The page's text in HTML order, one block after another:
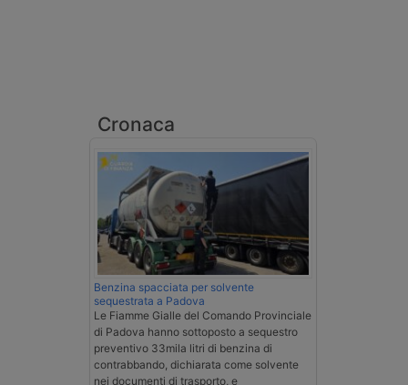
Cronaca
Benzina spacciata per solvente
sequestrata a Padova
Le Fiamme Gialle del Comando Provinciale
di Padova hanno sottoposto a sequestro
preventivo 33mila litri di benzina di
contrabbando, dichiarata come solvente
nei documenti di trasporto, e